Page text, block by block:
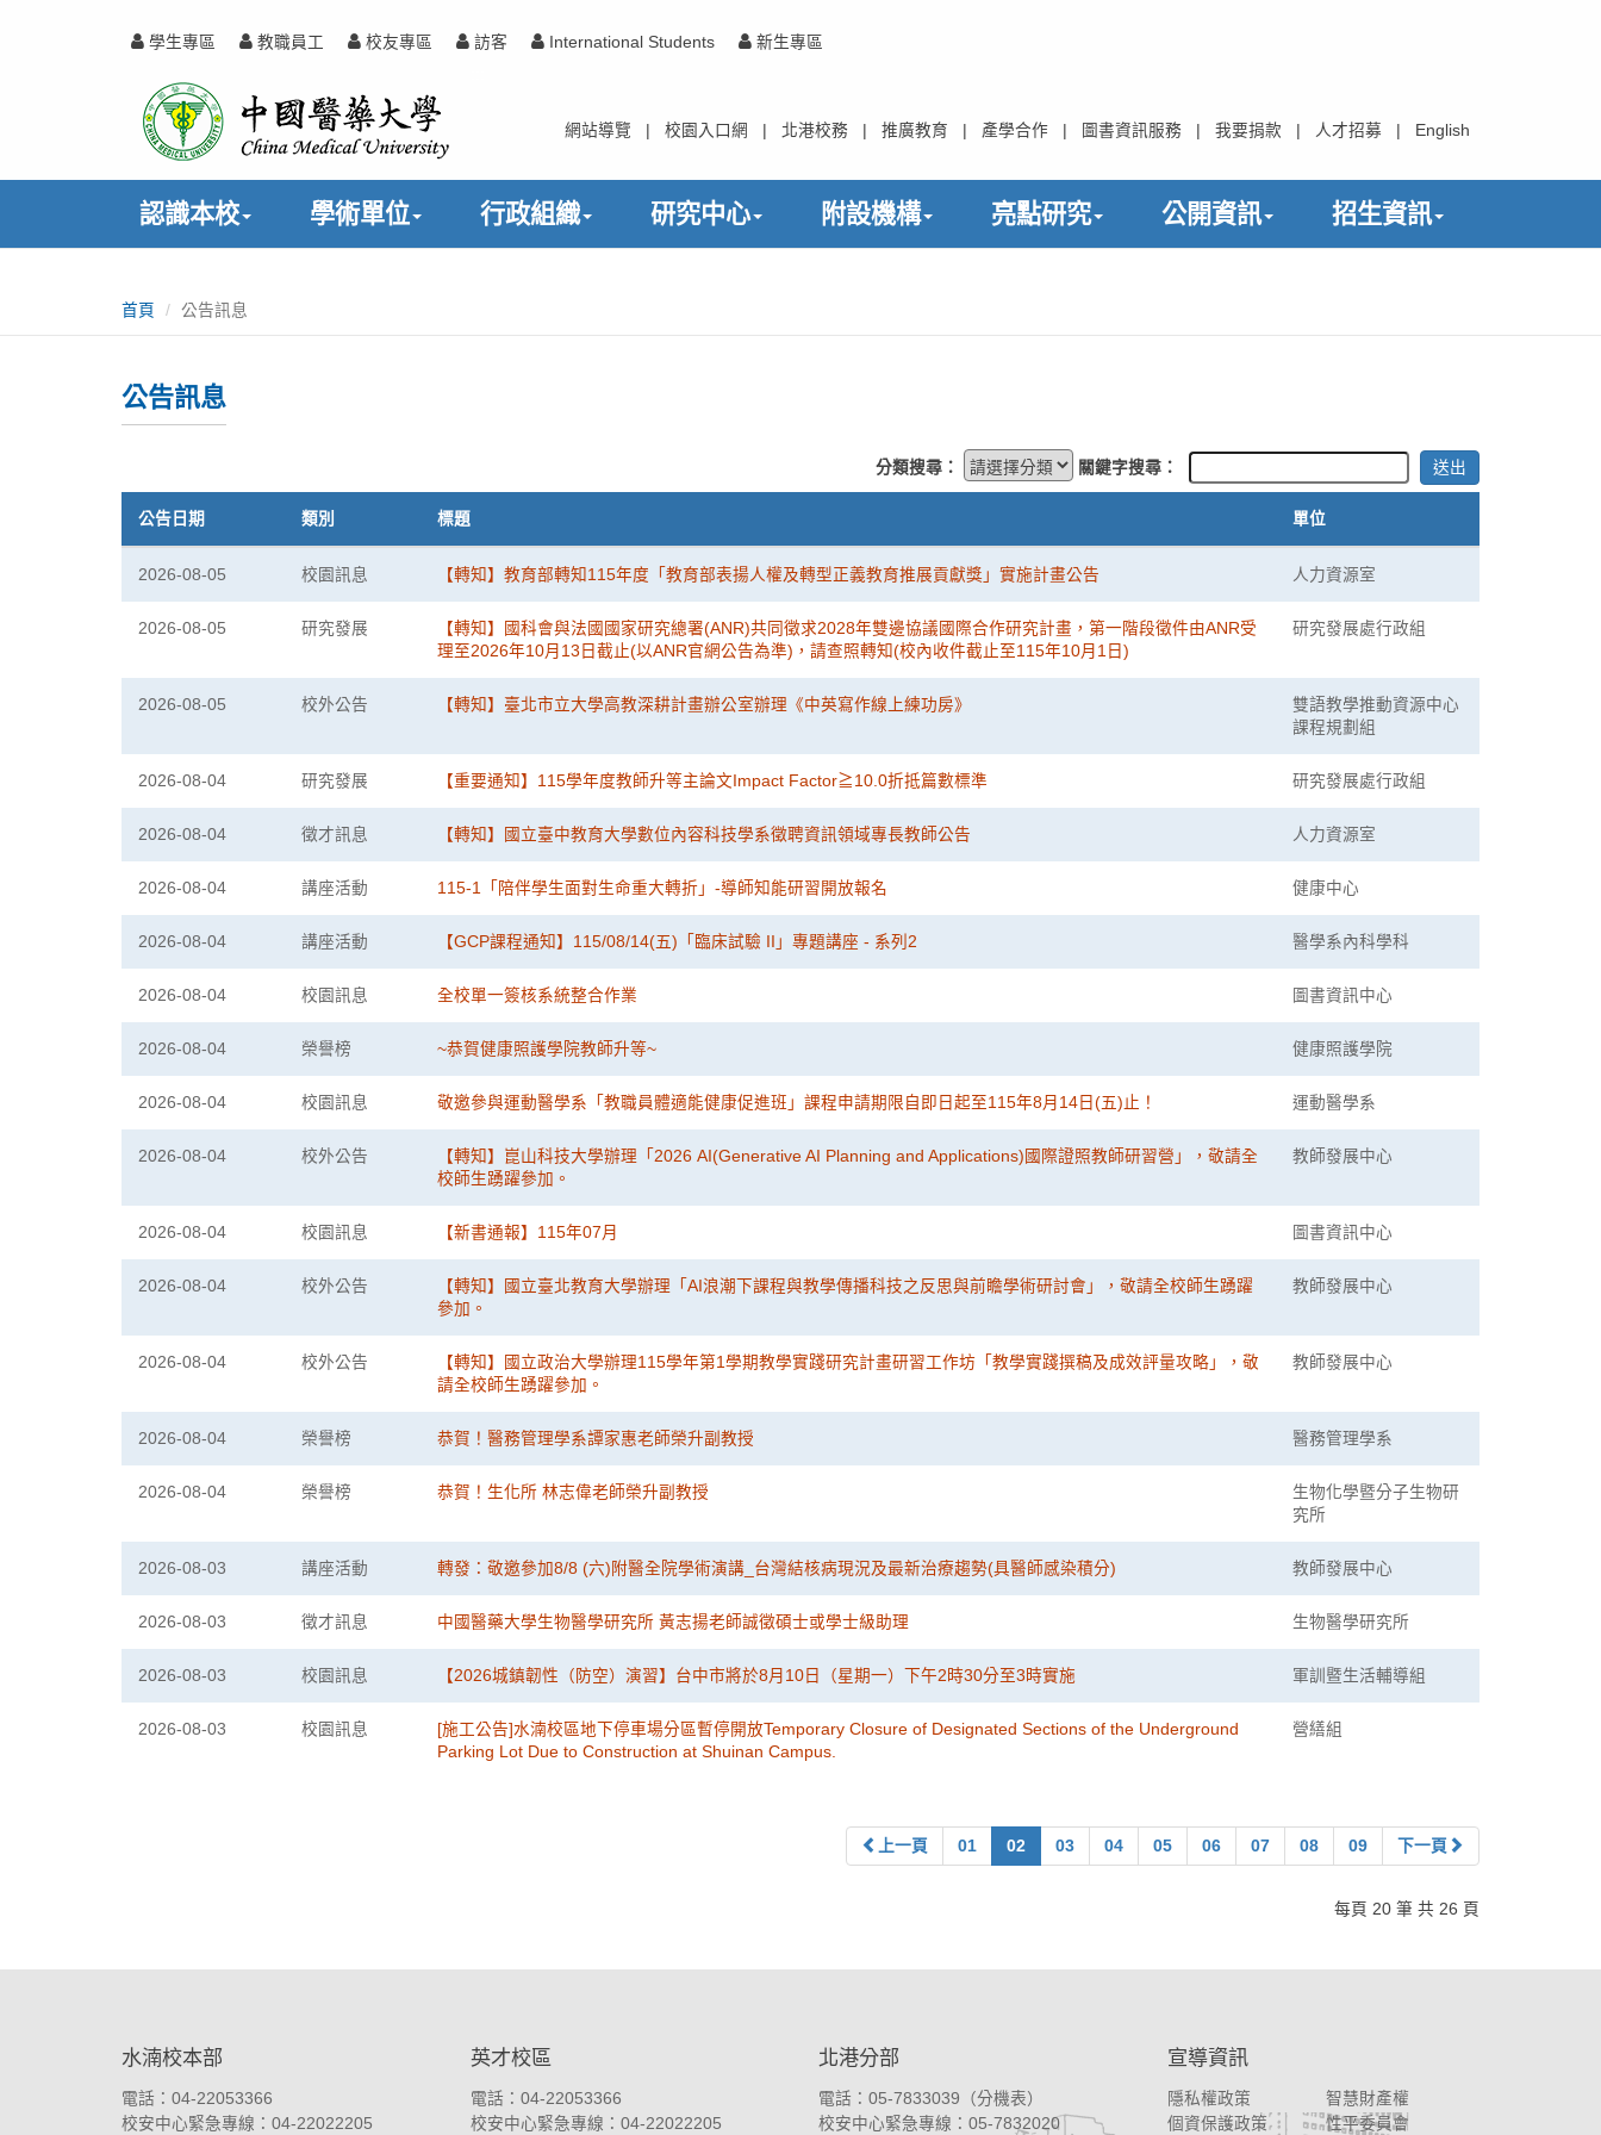
學生專區 教職員工 校友專區 訪客 International Students 新生專區
中
國
醫
藥
大
學
網站導覽 校園入口網 北港校務 推廣教育 產學合作 圖書資訊服務 我要捐款 人才招募 English
認識本校 學術單位 行政組織 研究中心 附設機構 亮點研究 公開資訊 招生資訊
首頁 公告訊息
公告訊息
分類搜尋： 關鍵字搜尋：
公告日期 類別 標題 單位
2026-08-05 校園訊息 【轉知】教育部轉知115年度「教育部表揚人權及轉型正義教育推展貢獻獎」實施計畫公告 人力資源室
2026-08-05 研究發展
【轉知】國科會與法國國家研究總署(ANR)共同徵求2028年雙邊協議國際合作研究計畫，第一階段徵件由ANR受
理至2026年10月13日截止(以ANR官網公告為準)，請查照轉知(校內收件截止至115年10月1日)
研究發展處行政組
2026-08-05 校外公告 【轉知】臺北市立大學高教深耕計畫辦公室辦理《中英寫作線上練功房》
雙語教學推動資源中心
課程規劃組
2026-08-04 研究發展 【重要通知】115學年度教師升等主論文Impact Factor≧10.0折抵篇數標準 研究發展處行政組
2026-08-04 徵才訊息 【轉知】國立臺中教育大學數位內容科技學系徵聘資訊領域專長教師公告 人力資源室
2026-08-04 講座活動 115-1「陪伴學生面對生命重大轉折」-導師知能研習開放報名 健康中心
2026-08-04 講座活動 【GCP課程通知】115/08/14(五)「臨床試驗 II」專題講座 - 系列2 醫學系內科學科
2026-08-04 校園訊息 全校單一簽核系統整合作業 圖書資訊中心
2026-08-04 榮譽榜 ~恭賀健康照護學院教師升等~ 健康照護學院
2026-08-04 校園訊息 敬邀參與運動醫學系「教職員體適能健康促進班」課程申請期限自即日起至115年8月14日(五)止！ 運動醫學系
2026-08-04 校外公告
【轉知】崑山科技大學辦理「2026 AI(Generative AI Planning and Applications)國際證照教師研習營」，敬請全
校師生踴躍參加。
教師發展中心
2026-08-04 校園訊息 【新書通報】115年07月 圖書資訊中心
2026-08-04 校外公告
【轉知】國立臺北教育大學辦理「AI浪潮下課程與教學傳播科技之反思與前瞻學術研討會」，敬請全校師生踴躍
參加。
教師發展中心
2026-08-04 校外公告
【轉知】國立政治大學辦理115學年第1學期教學實踐研究計畫研習工作坊「教學實踐撰稿及成效評量攻略」，敬
請全校師生踴躍參加。
教師發展中心
2026-08-04 榮譽榜 恭賀！醫務管理學系譚家惠老師榮升副教授 醫務管理學系
2026-08-04 榮譽榜 恭賀！生化所 林志偉老師榮升副教授
生物化學暨分子生物研
究所
2026-08-03 講座活動 轉發：敬邀參加8/8 (六)附醫全院學術演講_台灣結核病現況及最新治療趨勢(具醫師感染積分) 教師發展中心
2026-08-03 徵才訊息 中國醫藥大學生物醫學研究所 黃志揚老師誠徵碩士或學士級助理 生物醫學研究所
2026-08-03 校園訊息 【2026城鎮韌性（防空）演習】台中市將於8月10日（星期一）下午2時30分至3時實施 軍訓暨生活輔導組
2026-08-03 校園訊息
[施工公告]水湳校區地下停車場分區暫停開放Temporary Closure of Designated Sections of the Underground
Parking Lot Due to Construction at Shuinan Campus.
營繕組
上一頁 01 02 03 04 05 06 07 08 09 下一頁
每頁 20 筆 共 26 頁
水湳校本部
電話：04-22053366
校安中心緊急專線：04-22022205
英才校區
電話：04-22053366
校安中心緊急專線：04-22022205
北港分部
電話：05-7833039（分機表）
校安中心緊急專線：05-7832020
宣導資訊
隱私權政策
智慧財產權
個資保護政策
性平委員會